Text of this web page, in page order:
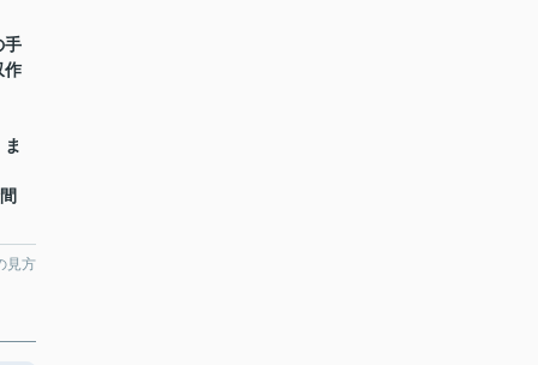
手
作
見方